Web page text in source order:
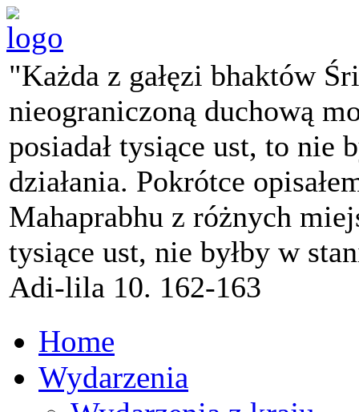
"Każda z gałęzi bhaktów
nieograniczoną duchową
posiadał tysiące ust, to nie
działania. Pokrótce
Mahaprabhu z różnych
tysiące ust, nie byłby w
Adi-lila 10. 162-163
Home
Wydarzenia